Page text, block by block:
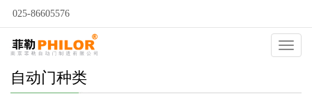
025-86605576
自动门种类